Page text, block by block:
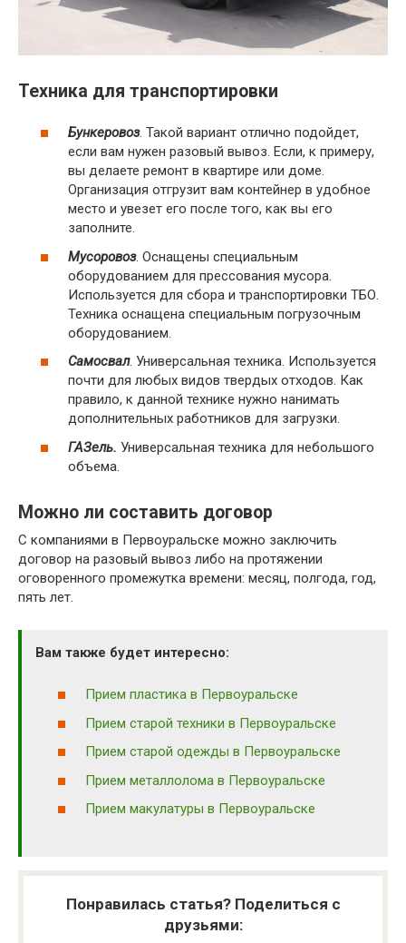
Техника для транспортировки
Бункеровоз. Такой вариант отлично подойдет,
если вам нужен разовый вывоз. Если, к примеру,
вы делаете ремонт в квартире или доме.
Организация отгрузит вам контейнер в удобное
место и увезет его после того, как вы его
заполните.
Мусоровоз. Оснащены специальным
оборудованием для прессования мусора.
Используется для сбора и транспортировки ТБО.
Техника оснащена специальным погрузочным
оборудованием.
Самосвал. Универсальная техника. Используется
почти для любых видов твердых отходов. Как
правило, к данной технике нужно нанимать
дополнительных работников для загрузки.
ГАЗель. Универсальная техника для небольшого
объема.
Можно ли составить договор
С компаниями в Первоуральске можно заключить
договор на разовый вывоз либо на протяжении
оговоренного промежутка времени: месяц, полгода, год,
пять лет.
Вам также будет интересно:
Прием пластика в Первоуральске
Прием старой техники в Первоуральске
Прием старой одежды в Первоуральске
Прием металлолома в Первоуральске
Прием макулатуры в Первоуральске
Понравилась статья? Поделиться с
друзьями: